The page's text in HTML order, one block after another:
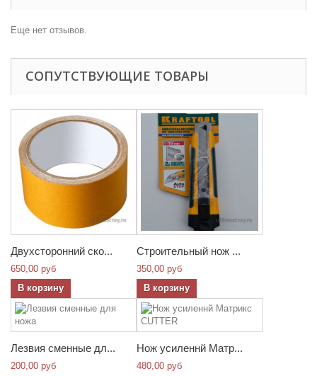
Еще нет отзывов.
СОПУТСТВУЮЩИЕ ТОВАРЫ
Двухсторонний ско...
650,00 руб
В корзину
Строительный нож ...
350,00 руб
В корзину
Лезвия сменные дл...
200,00 руб
Нож усиленнй Матр...
480,00 руб